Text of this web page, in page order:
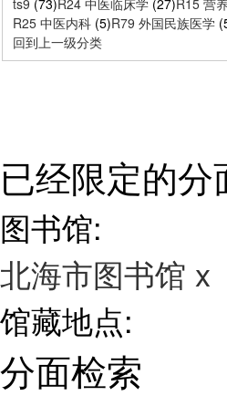
R25 中医内科 (5)R79 外国民族医学
回到上一级分类
已经限定的分
图书馆:
北海市图书馆 x
馆藏地点:
分面检索